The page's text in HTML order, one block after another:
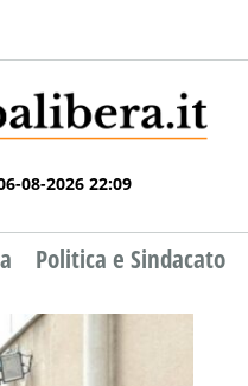
08-2026 22:09
Politica e Sindacato